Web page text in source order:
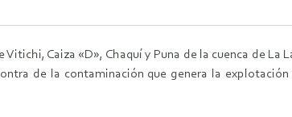
Caiza «D», Chaquí y Puna de la cuenca de
de la contaminación que genera la